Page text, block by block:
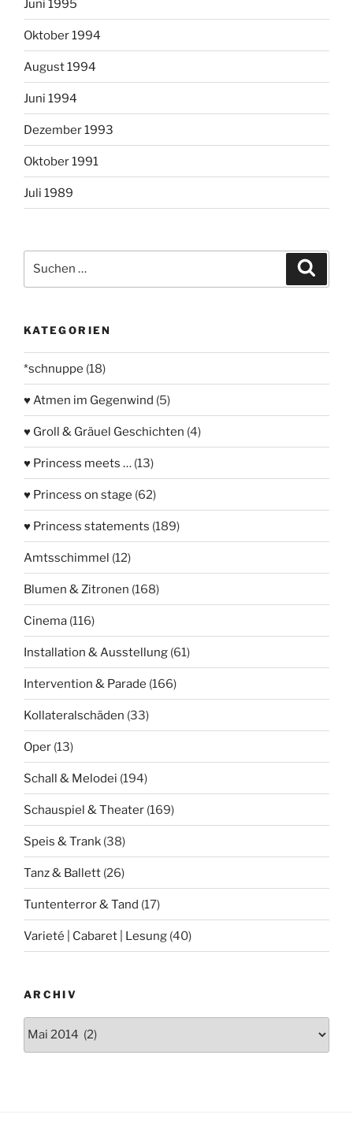
Juni 1995
Oktober 1994
August 1994
Juni 1994
Dezember 1993
Oktober 1991
Juli 1989
nach:
KATEGORIEN
*schnuppe (18)
♥ Atmen im Gegenwind (5)
♥ Groll & Gräuel Geschichten (4)
♥ Princess meets … (13)
♥ Princess on stage (62)
♥ Princess statements (189)
Amtsschimmel (12)
Blumen & Zitronen (168)
Cinema (116)
Installation & Ausstellung (61)
Intervention & Parade (166)
Kollateralschäden (33)
Oper (13)
Schall & Melodei (194)
Schauspiel & Theater (169)
Speis & Trank (38)
Tanz & Ballett (26)
Tuntenterror & Tand (17)
Varieté | Cabaret | Lesung (40)
ARCHIV